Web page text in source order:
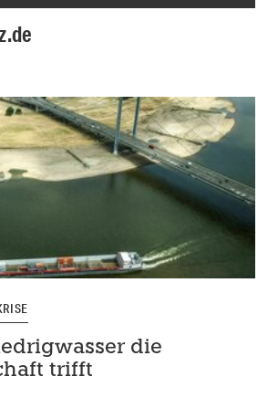
die
trifft